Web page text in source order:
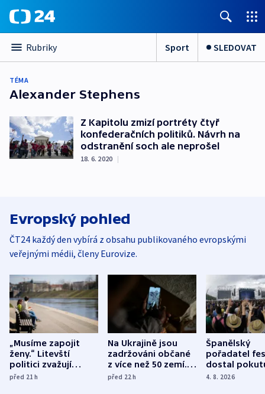
Rubriky Sport SLEDOVAT
TÉMA
Alexander Stephens
Z Kapitolu zmizí portréty čtyř
konfederačních politiků. Návrh na
odstranění soch ale neprošel
18. 6. 2020 |
Evropský pohled
ČT24 každý den vybírá z obsahu publikovaného evropskými
veřejnými médii, členy Eurovize.
„Musíme zapojit
ženy.“ Litevští
politici zvažují
dohodu o
před 21h
Na Ukrajině jsou
zadržováni občané
z více než 50 zemí.
Bojovali na straně
před 22h
Španělský
pořadatel
dostal
nekalé
4. 8. 2026